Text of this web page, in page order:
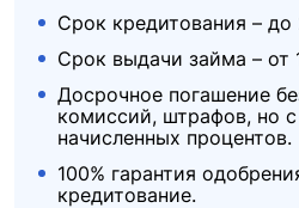
Срок кредитования – до
Срок выдачи займа – от
Досрочное погашение
комиссий, штрафов, но с
начисленных процентов.
100% гарантия
кредитование.